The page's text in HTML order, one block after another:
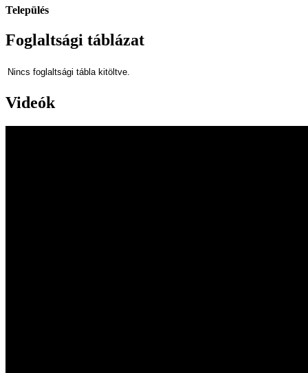
Település
Foglaltsági táblázat
Nincs foglaltsági tábla kitöltve.
Videók